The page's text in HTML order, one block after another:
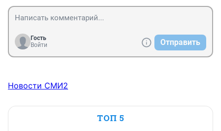
Гость
Войти
Отправить
Новости СМИ2
ТОП 5